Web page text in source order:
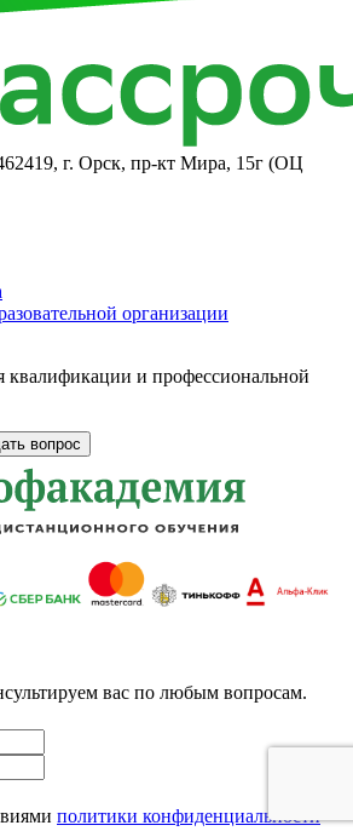
г. Орск, пр-кт Мира, 15г (ОЦ
организации
и профессиональной
вопрос
вас по любым вопросам.
политики конфиденциальности